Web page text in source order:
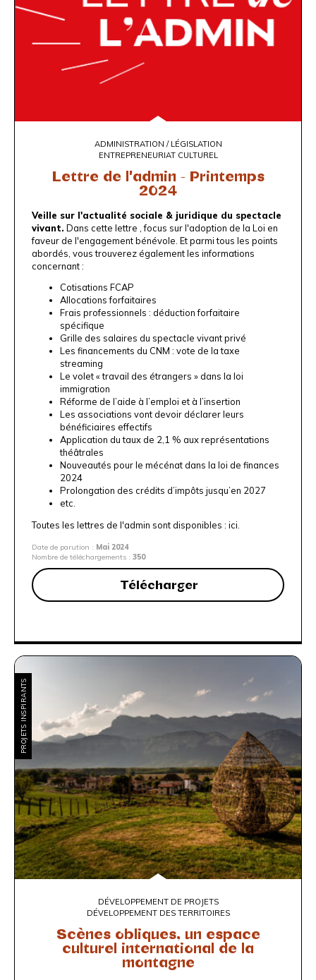
ADMINISTRATION / LÉGISLATION
ENTREPRENEURIAT CULTUREL
Lettre de l'admin - Printemps
2024
Veille sur l'actualité sociale & juridique du spectacle
vivant. Dans cette lettre , focus sur l'adoption de la Loi en
faveur de l'engagement bénévole. Et parmi tous les points
abordés, vous trouverez également les informations
concernant :
Cotisations FCAP
Allocations forfaitaires
Frais professionnels : déduction forfaitaire
spécifique
Grille des salaires du spectacle vivant privé
Les financements du CNM : vote de la taxe
streaming
Le volet « travail des étrangers » dans la loi
immigration
Réforme de l’aide à l’emploi et à l’insertion
Les associations vont devoir déclarer leurs
bénéficiaires effectifs
Application du taux de 2,1 % aux représentations
théâtrales
Nouveautés pour le mécénat dans la loi de finances
2024
Prolongation des crédits d’impôts jusqu’en 2027
etc.
Toutes les lettres de l'admin sont disponibles : ici.
Date de parution : Mai 2024
Nombre de téléchargements : 350
Télécharger
PROJETS INSPIRANTS
DÉVELOPPEMENT DE PROJETS
DÉVELOPPEMENT DES TERRITOIRES
Scènes obliques, un espace
culturel international de la
montagne